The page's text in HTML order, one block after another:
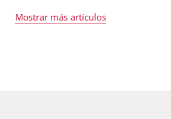
Mostrar más artículos